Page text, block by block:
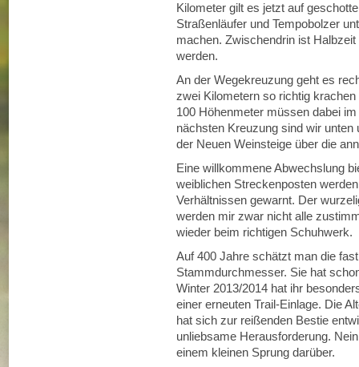
Kilometer gilt es jetzt auf
Straßenläufer und Tempobolzer
machen. Zwischendrin ist
werden.
An der Wegekreuzung geht es
zwei Kilometern so richtig
100 Höhenmeter müssen dabei
nächsten Kreuzung sind wir
der Neuen Weinsteige über die
Eine willkommene Abwechslung
weiblichen Streckenposten
Verhältnissen gewarnt. Der
werden mir zwar nicht alle
wieder beim richtigen Schuhwerk.
Auf 400 Jahre schätzt man die
Stammdurchmesser. Sie hat
Winter 2013/2014 hat ihr
einer erneuten Trail-Einlage. Die
hat sich zur reißenden Bestie
unliebsame Herausforderung.
einem kleinen Sprung darüber.